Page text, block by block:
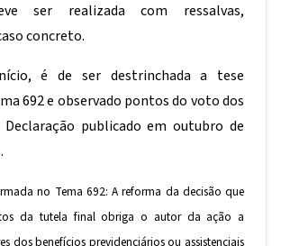
ser realizada com ressalvas,
concreto.
é de ser destrinchada a tese
692 e observado pontos do voto dos
Declaração publicado em outubro de
no Tema 692: A reforma da decisão que
da tutela final obriga o autor da ação a
dos benefícios previdenciários ou assistenciais